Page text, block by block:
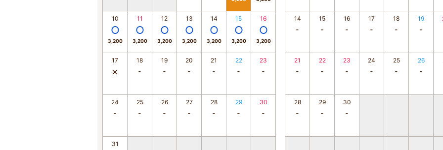
10
3,200
11
3,200
12
3,200
13
3,200
14
3,200
15
3,200
16
3,200
17 18 19 20 21 22 23
24 25 26 27 28 29 30
31
14 15 16 17 18 19
21 22 23 24 25 26
28 29 30